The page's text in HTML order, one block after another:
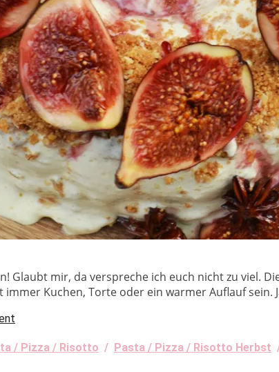
Glaubt mir, da verspreche ich euch nicht zu viel.
immer Kuchen, Torte oder ein warmer Auflauf sein.
/ Pizza / Risotto / Pasta / Pizza / Risotto Herbst